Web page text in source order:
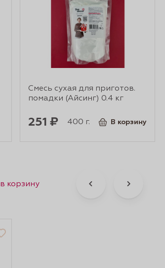
Смесь сухая для приготов.
помадки (Айсинг) 0.4 кг
251 ₽ 400 г. В корзину
в корзину